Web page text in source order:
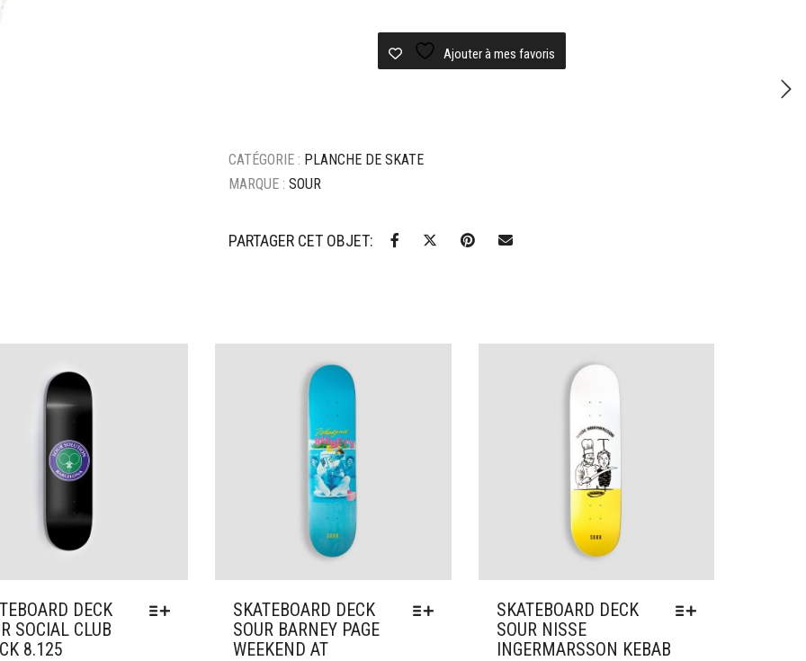
Ajouter à mes favoris
CATÉGORIE : PLANCHE DE SKATE
MARQUE : SOUR
PARTAGER CET OBJET:
à mes favoris
DECK
SOCIAL CLUB
8.125
Ajouter à mes favoris
SKATEBOARD DECK
SOUR BARNEY PAGE
WEEKEND AT
Ajouter à mes favoris
SKATEBOARD DECK
SOUR NISSE
INGERMARSSON KEBAB